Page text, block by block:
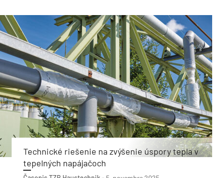
Technické riešenie na zvýšenie úspory tepla v
tepelných napájačoch